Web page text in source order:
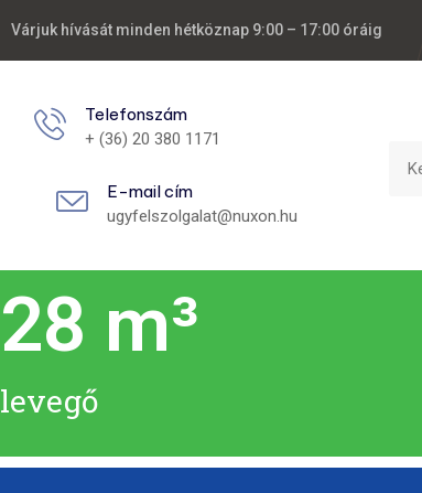
Várjuk hívását minden hétköznap 9:00 – 17:00 óráig
Telefonszám
+ (36) 20 380 1171
E-mail cím
ugyfelszolgalat@nuxon.hu
m³